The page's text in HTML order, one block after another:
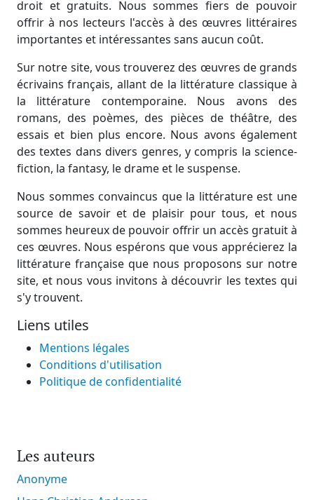
droit et gratuits. Nous sommes fiers de pouvoir
offrir à nos lecteurs l'accès à des œuvres littéraires
importantes et intéressantes sans aucun coût.
Sur notre site, vous trouverez des œuvres de grands
écrivains français, allant de la littérature classique à
la littérature contemporaine. Nous avons des
romans, des poèmes, des pièces de théâtre, des
essais et bien plus encore. Nous avons également
des textes dans divers genres, y compris la science-
fiction, la fantasy, le drame et le suspense.
Nous sommes convaincus que la littérature est une
source de savoir et de plaisir pour tous, et nous
sommes heureux de pouvoir offrir un accès gratuit à
ces œuvres. Nous espérons que vous apprécierez la
littérature française que nous proposons sur notre
site, et nous vous invitons à découvrir les textes qui
s'y trouvent.
Liens utiles
Mentions légales
Conditions d'utilisation
Politique de confidentialité
Les auteurs
Anonyme